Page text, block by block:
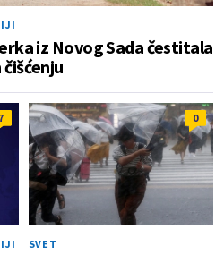
iz Novog Sada čestitala
7 0
SVET